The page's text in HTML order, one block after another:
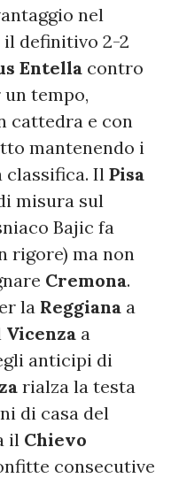
nel
definitivo 2-2
Entella contro
tempo,
cattedra e con
mantenendo i
Il Pisa
misura sul
Bajic fa
rigore) ma non
Cremona.
la Reggiana a
Vicenza a
anticipi di
rialza la testa
di casa del
il Chievo
consecutive